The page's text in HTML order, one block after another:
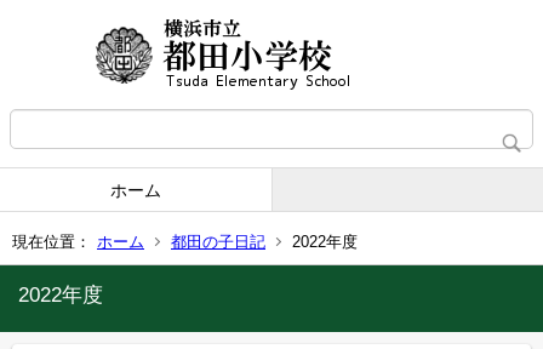
ホーム
現在位置： ホーム 都田の子日記 2022年度
2022年度